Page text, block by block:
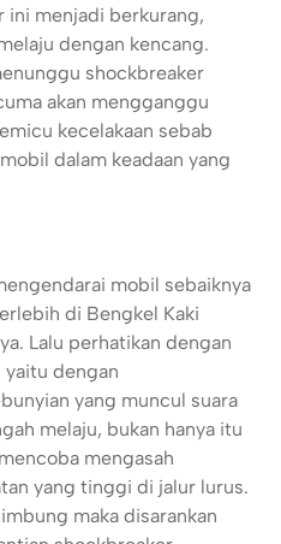
ini menjadi berkurang,
dengan kencang.
shockbreaker
akan mengganggu
kecelakaan sebab
dalam keadaan yang
mobil sebaiknya
di Bengkel Kaki
Lalu perhatikan dengan
dengan
yang muncul suara
melaju, bukan hanya itu
mengasah
yang tinggi di jalur lurus.
maka disarankan